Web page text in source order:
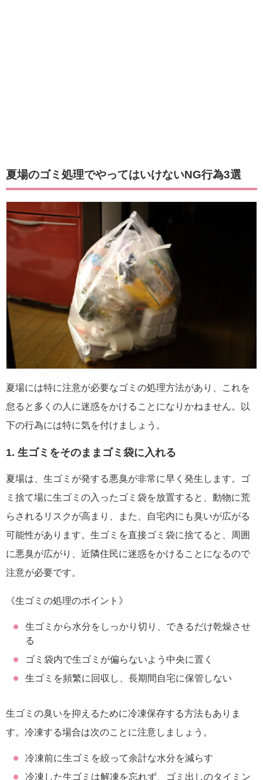
夏場のゴミ処理でやってはいけないNG行為3選
夏場には特に注意が必要なゴミの処理方法があり、これを
怠ると多くの人に迷惑をかけることになりかねません。以
下の行為には特に気を付けましょう。
1. 生ゴミをそのままゴミ袋に入れる
夏場は、生ゴミが発する悪臭が非常に早く発生します。ゴ
ミ捨て場に生ゴミの入ったゴミ袋を放置すると、動物に荒
らされるリスクが高まり、また、自宅内にも臭いが広がる
可能性があります。生ゴミを直接ゴミ袋に捨てると、周囲
に悪臭が広がり、近隣住民に迷惑をかけることになるので
注意が必要です。
《生ゴミの処理のポイント》
生ゴミから水分をしっかり切り、できるだけ乾燥させ
る
ゴミ袋内で生ゴミが偏らないよう中央に置く
生ゴミを頻繁に回収し、長期間自宅に保管しない
生ゴミの臭いを抑えるために冷凍保存する方法もありま
す。冷凍する場合は次のことに注意しましょう。
冷凍前に生ゴミを絞って余計な水分を減らす
冷凍した生ゴミは解凍を忘れず、ゴミ出しのタイミン